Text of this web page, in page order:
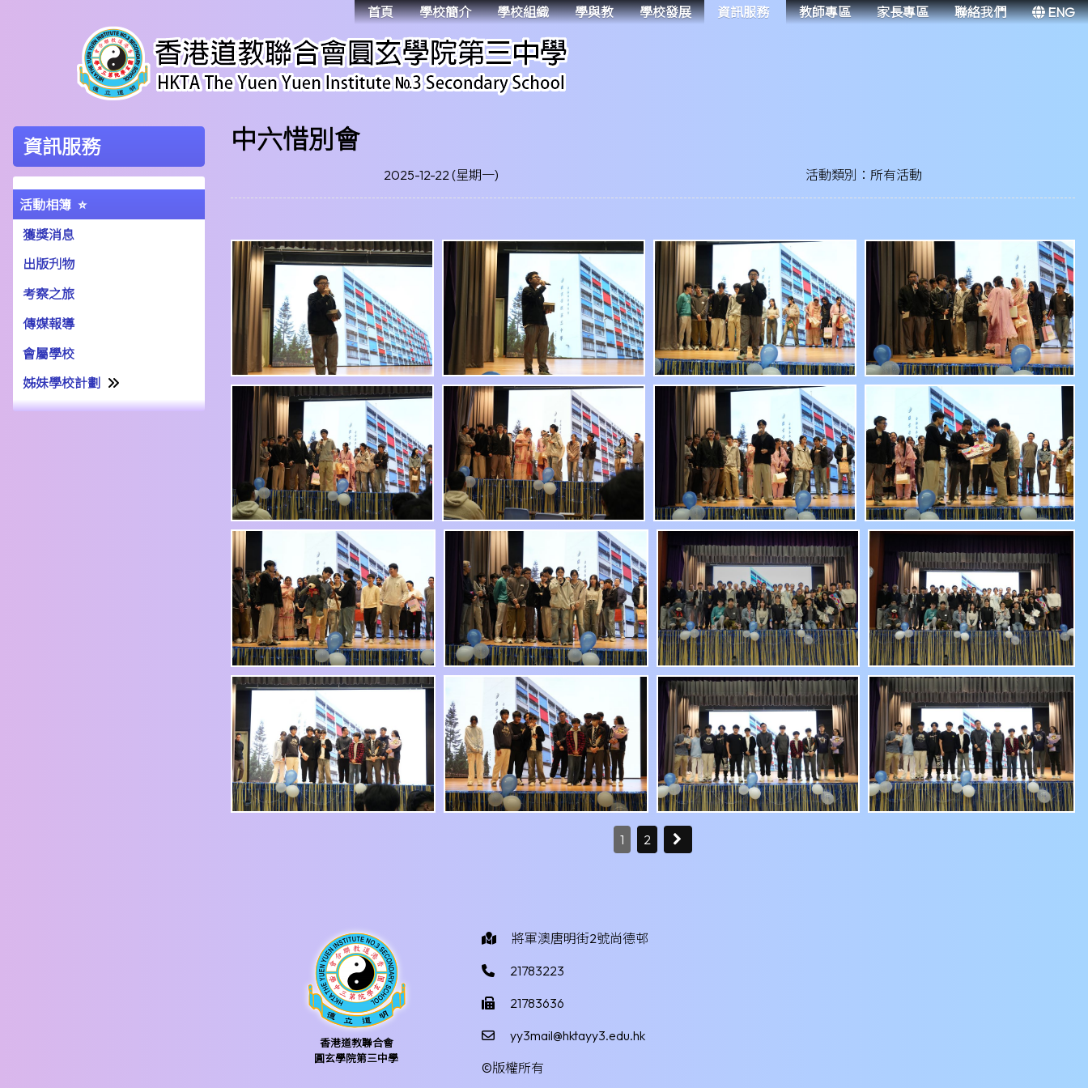
首頁 學校簡介 學校組織 學與教 學校發展 資訊服務 教師專區 家長專區 聯絡我們 ENG
資訊服務
活動相簿
獲獎消息
出版刋物
考察之旅
傳媒報導
會屬學校
姊妹學校計劃
姊妹學校交流計劃書22-23
中六惜別會
2025-12-22 (星期一) 活動類別：所有活動
1 2
香港道教聯合會
圓玄學院第三中學
將軍澳唐明街2號尚德邨
21783223
21783636
yy3mail@hktayy3.edu.hk
©版權所有